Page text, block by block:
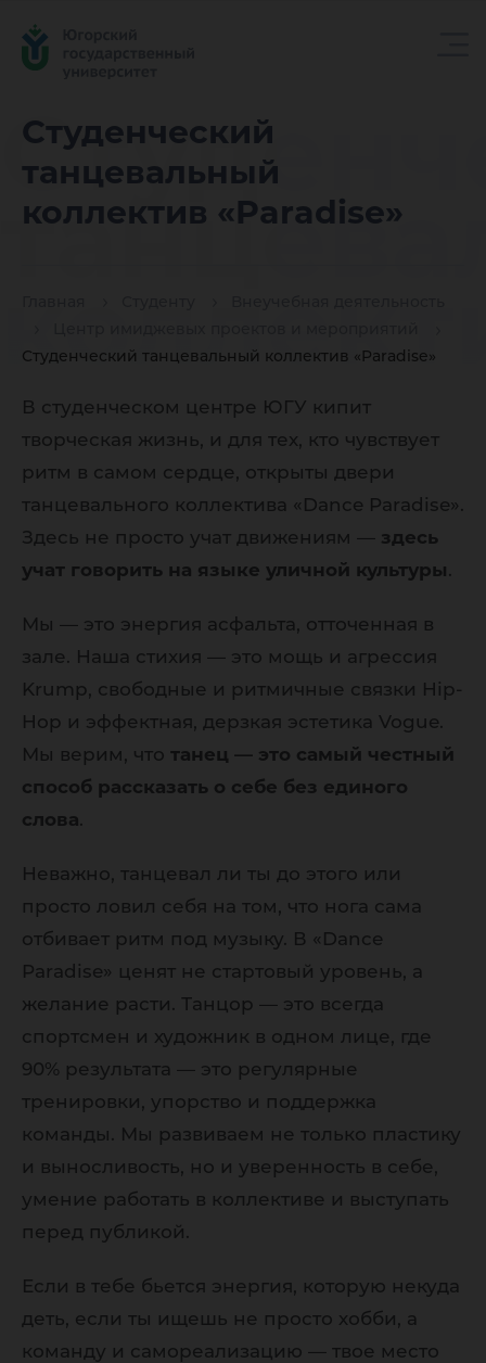
Студенческий
танцевальный
коллектив «Paradise»
Студенческий танцевальный коллектив «Paradise»
В студенческом центре ЮГУ кипит
творческая жизнь, и для тех, кто чувствует
ритм в самом сердце, открыты двери
танцевального коллектива «Dance Paradise».
Здесь не просто учат движениям — здесь
учат говорить на языке уличной культуры.
Мы — это энергия асфальта, отточенная в
зале. Наша стихия — это мощь и агрессия
Krump, свободные и ритмичные связки Hip-
Hop и эффектная, дерзкая эстетика Vogue.
Мы верим, что танец — это самый честный
способ рассказать о себе без единого
слова.
Неважно, танцевал ли ты до этого или
просто ловил себя на том, что нога сама
отбивает ритм под музыку. В «Dance
Paradise» ценят не стартовый уровень, а
желание расти. Танцор — это всегда
спортсмен и художник в одном лице, где
90% результата — это регулярные
тренировки, упорство и поддержка
команды. Мы развиваем не только пластику
и выносливость, но и уверенность в себе,
умение работать в коллективе и выступать
перед публикой.
Если в тебе бьется энергия, которую некуда
деть, если ты ищешь не просто хобби, а
команду и самореализацию — твое место